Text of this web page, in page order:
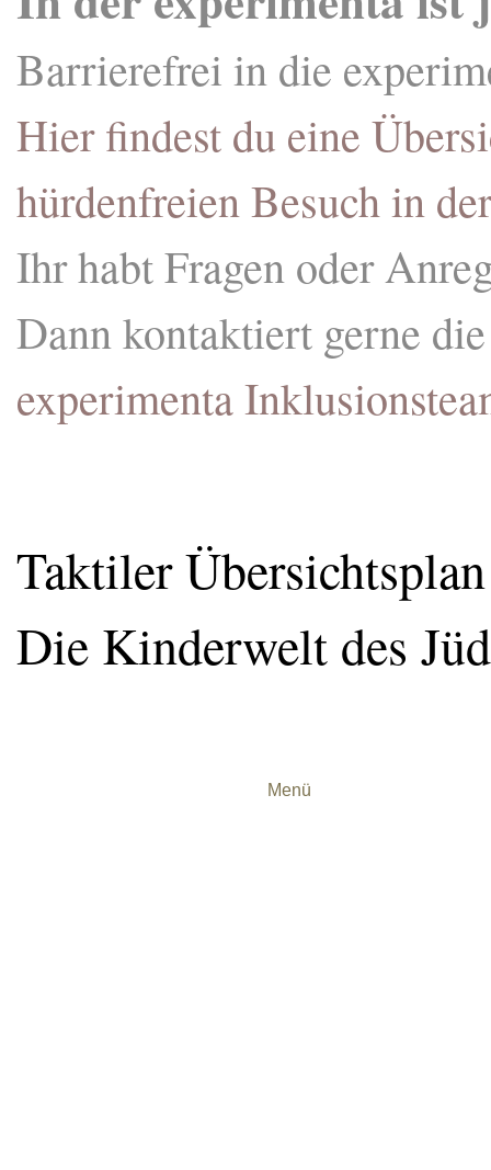
Barrierefrei in die
Hier findest du eine
hürdenfreien Besuch in
Ihr habt Fragen oder
Dann kontaktiert gerne
experimenta
Taktiler
Die Kinderwelt des
Menü